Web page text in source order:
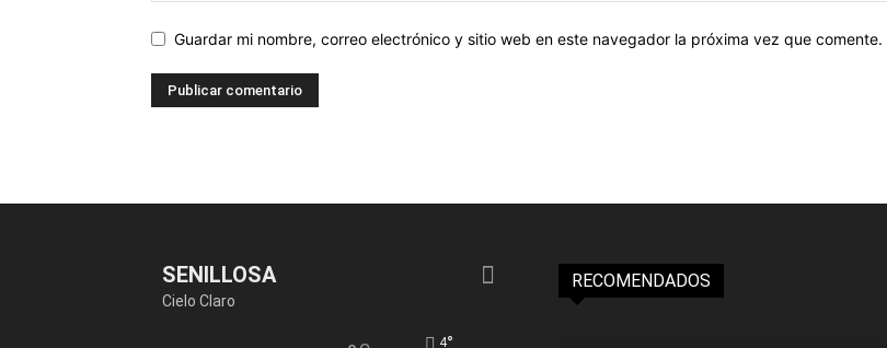
Guardar mi nombre, correo electrónico y sitio web en este navegador la próxima vez que comente.
SENILLOSA
Cielo Claro
4°
RECOMENDADOS